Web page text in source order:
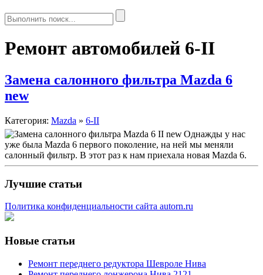
Ремонт автомобилей 6-II
Замена салонного фильтра Mazda 6
new
Категория: Mazda » 6-II
Однажды у нас
уже была Mazda 6 первого поколение, на ней мы меняли
салонный фильтр. В этот раз к нам приехала новая Mazda 6.
Лучшие статьи
Политика конфиденциальности сайта autorn.ru
Новые статьи
Ремонт переднего редуктора Шевроле Нива